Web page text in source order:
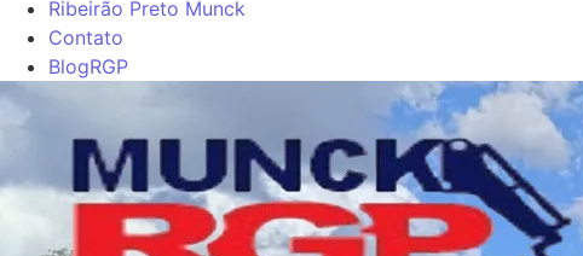
Ribeirão Preto Munck
Contato
BlogRGP